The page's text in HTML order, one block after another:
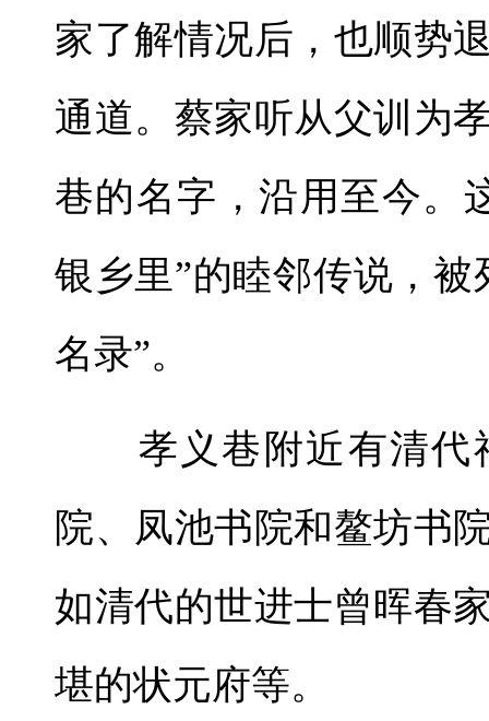
家了解情况后，也顺势
通道。蔡家听从父训为
巷的名字，沿用至今。
银乡里”的睦邻传说，
名录”。
孝义巷附近有清代
院、凤池书院和鳌坊书
如清代的世进士曾晖春
堪的状元府等。